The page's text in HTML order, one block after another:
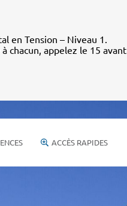
en Tension – Niveau 1.
chacun, appelez le 15 avant
ACCÈS RAPIDES